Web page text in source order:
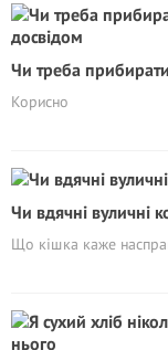
Чи треба
Корисно
Чи вдячні вуличні
Що кішка каже